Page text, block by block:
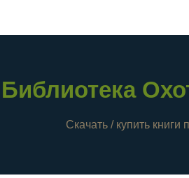
Библиотека
Скачать / купить книги